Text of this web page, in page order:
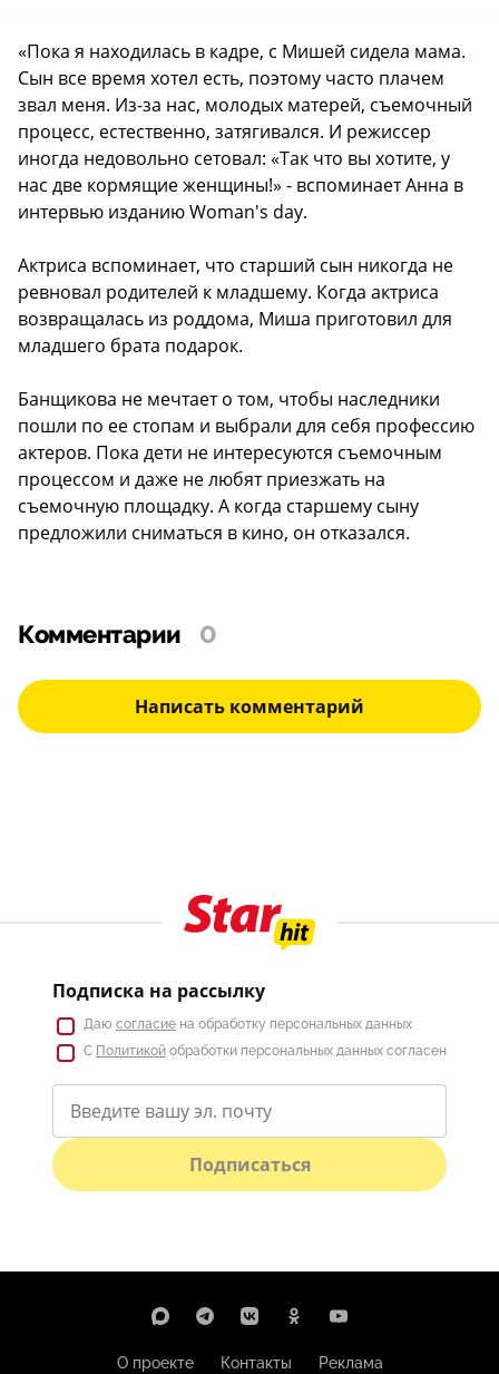
«Пока я находилась в кадре, с Мишей сидела мама.
Сын все время хотел есть, поэтому часто плачем
звал меня. Из-за нас, молодых матерей, съемочный
процесс, естественно, затягивался. И режиссер
иногда недовольно сетовал: «Так что вы хотите, у
нас две кормящие женщины!» - вспоминает Анна в
интервью изданиюWoman's day.
Актриса вспоминает, что старший сын никогда не
ревновал родителей к младшему. Когда актриса
возвращалась из роддома, Миша приготовил для
младшего брата подарок.
Банщикова не мечтает о том, чтобы наследники
пошли по ее стопам и выбрали для себя профессию
актеров. Пока дети не интересуются съемочным
процессом и даже не любят приезжать на
съемочную площадку. А когда старшему сыну
предложили сниматься в кино, он отказался.
Комментарии 0
Написать комментарий
Подписка на рассылку
Даю согласие на обработку персональных данных
С Политикой обработки персональных данных согласен
Подписаться
О проекте Контакты
Реклама